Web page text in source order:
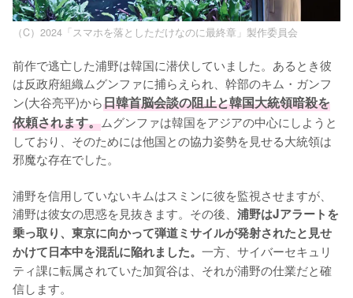
（C）2024「スマホを落としただけなのに最終章」製作委員会
前作で逃亡した浦野は韓国に潜伏していました。あるとき彼
は反政府組織ムグンファに捕らえられ、幹部のキム・ガンフ
ン(大谷亮平)から日韓首脳会談の阻止と韓国大統領暗殺を
依頼されます。ムグンファは韓国をアジアの中心にしようと
しており、そのためには他国との協力姿勢を見せる大統領は
邪魔な存在でした。
浦野を信用していないキムはスミンに彼を監視させますが、
浦野は彼女の思惑を見抜きます。その後、 浦野はJアラートを
乗っ取り、東京に向かって弾道ミサイルが発射されたと見せ
かけて日本中を混乱に陥れました。 一方、サイバーセキュリ
ティ課に転属されていた加賀谷は、それが浦野の仕業だと確
信します。